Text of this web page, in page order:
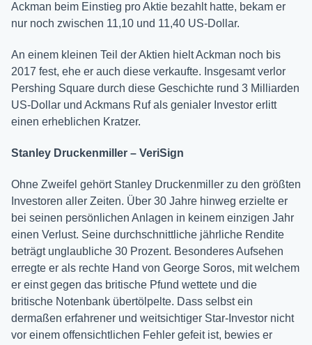
Ackman beim Einstieg pro Aktie bezahlt hatte, bekam er
nur noch zwischen 11,10 und 11,40 US-Dollar.
An einem kleinen Teil der Aktien hielt Ackman noch bis
2017 fest, ehe er auch diese verkaufte. Insgesamt verlor
Pershing Square durch diese Geschichte rund 3 Milliarden
US-Dollar und Ackmans Ruf als genialer Investor erlitt
einen erheblichen Kratzer.
Stanley Druckenmiller – VeriSign
Ohne Zweifel gehört Stanley Druckenmiller zu den größten
Investoren aller Zeiten. Über 30 Jahre hinweg erzielte er
bei seinen persönlichen Anlagen in keinem einzigen Jahr
einen Verlust. Seine durchschnittliche jährliche Rendite
beträgt unglaubliche 30 Prozent. Besonderes Aufsehen
erregte er als rechte Hand von George Soros, mit welchem
er einst gegen das britische Pfund wettete und die
britische Notenbank übertölpelte. Dass selbst ein
dermaßen erfahrener und weitsichtiger Star-Investor nicht
vor einem offensichtlichen Fehler gefeit ist, bewies er